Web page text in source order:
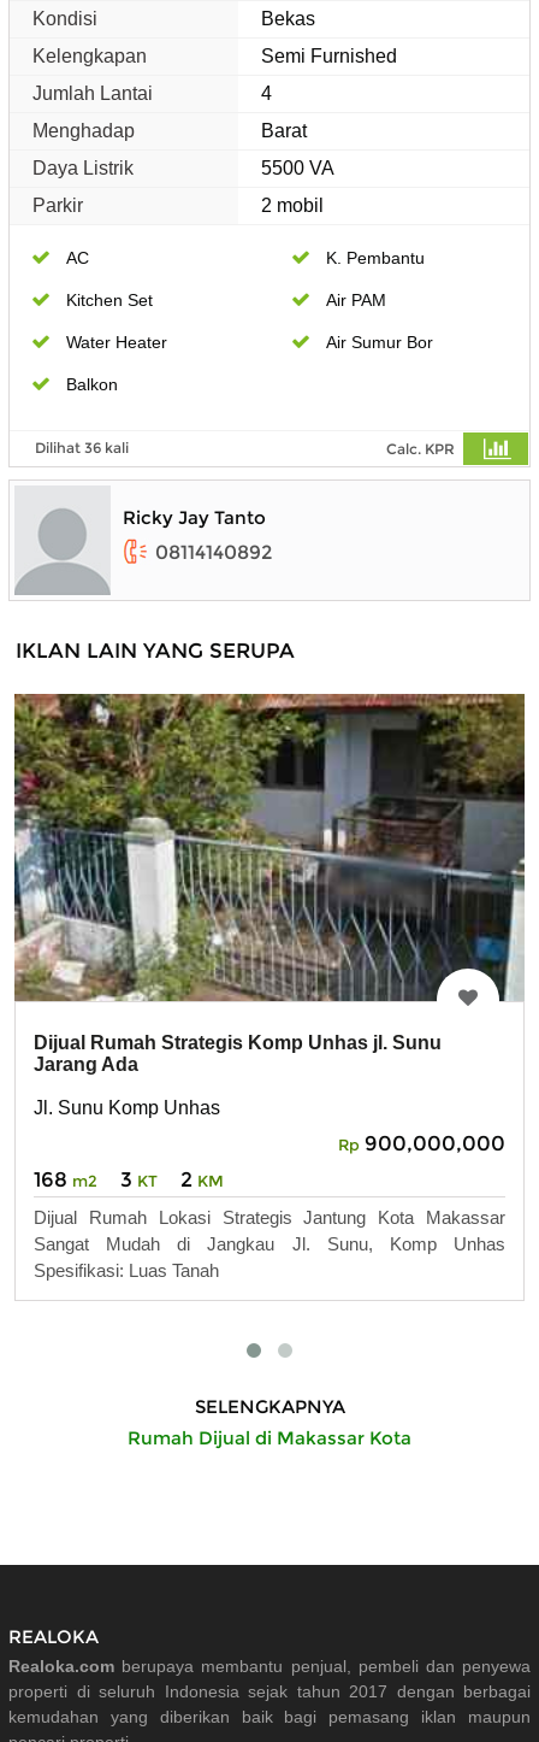
Kondisi
Bekas
Kelengkapan
Semi Furnished
Jumlah Lantai
4
Menghadap
Barat
Daya Listrik
5500 VA
Parkir
2 mobil
AC K. Pembantu
Kitchen Set Air PAM
Water Heater Air Sumur Bor
Balkon
Dilihat 36 kali Calc. KPR
Ricky Jay Tanto
08114140892
IKLAN LAIN YANG SERUPA
Dijual Rumah Strategis Komp Unhas jl. Sunu
Jarang Ada
Jl. Sunu Komp Unhas
Rp 900,000,000
168 m2 3 KT 2 KM
Dijual Rumah Lokasi Strategis Jantung Kota Makassar
Sangat Mudah di Jangkau Jl. Sunu, Komp Unhas
Spesifikasi: Luas Tanah
SELENGKAPNYA
Rumah Dijual di Makassar Kota
REALOKA
Realoka.com berupaya membantu penjual, pembeli dan penyewa
properti di seluruh Indonesia sejak tahun 2017 dengan berbagai
kemudahan yang diberikan baik bagi pemasang iklan maupun